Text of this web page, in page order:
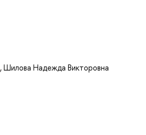
,Шилова Надежда Викторовна